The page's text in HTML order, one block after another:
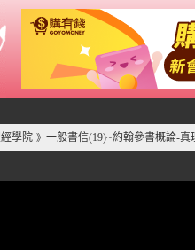
學院 》 一般書信(19)~約翰參書概論-真